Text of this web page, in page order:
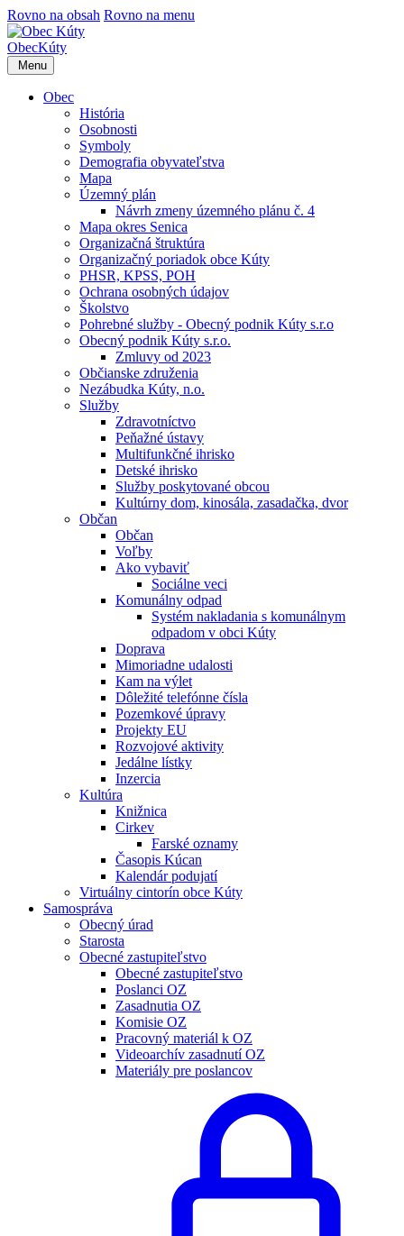
Rovno na obsah Rovno na menu
ObecKúty
Menu
Obec
História
Osobnosti
Symboly
Demografia obyvateľstva
Mapa
Územný plán
Návrh zmeny územného plánu č. 4
Mapa okres Senica
Organizačná štruktúra
Organizačný poriadok obce Kúty
PHSR, KPSS, POH
Ochrana osobných údajov
Školstvo
Pohrebné služby - Obecný podnik Kúty s.r.o
Obecný podnik Kúty s.r.o.
Zmluvy od 2023
Občianske združenia
Nezábudka Kúty, n.o.
Služby
Zdravotníctvo
Peňažné ústavy
Multifunkčné ihrisko
Detské ihrisko
Služby poskytované obcou
Kultúrny dom, kinosála, zasadačka, dvor
Občan
Občan
Voľby
Ako vybaviť
Sociálne veci
Komunálny odpad
Systém nakladania s komunálnym
odpadom v obci Kúty
Doprava
Mimoriadne udalosti
Kam na výlet
Dôležité telefónne čísla
Pozemkové úpravy
Projekty EU
Rozvojové aktivity
Jedálne lístky
Inzercia
Kultúra
Knižnica
Cirkev
Farské oznamy
Časopis Kúcan
Kalendár podujatí
Virtuálny cintorín obce Kúty
Samospráva
Obecný úrad
Starosta
Obecné zastupiteľstvo
Obecné zastupiteľstvo
Poslanci OZ
Zasadnutia OZ
Komisie OZ
Pracovný materiál k OZ
Videoarchív zasadnutí OZ
Materiály pre poslancov